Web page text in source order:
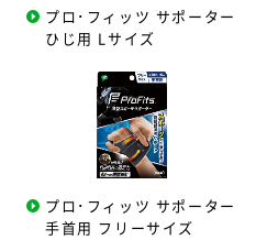
プロ･フィッツ サポーター
ひじ用 Lサイズ
プロ･フィッツ サポーター
手首用 フリーサイズ